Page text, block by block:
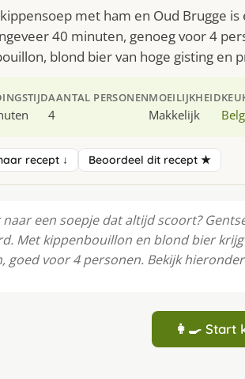
met ham en Oud Brugge
40 minuten, genoeg voor 4
blond bier van hoge gisting en
AANTAL PERSONEN
4
MOEILIJKHEID
Makkelijk
recept ↓ Beoordeel dit recept ★
naar een soepje dat altijd scoort?
Met kippenbouillon en blond bier
goed voor 4 personen. Bekijk
👩‍🍳 Start